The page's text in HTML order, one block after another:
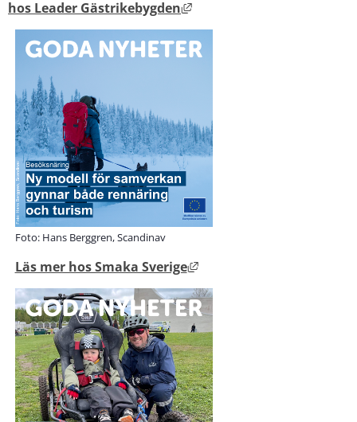
hos Leader Gästrikebygden
Länk till annan webbplats,
Foto: Hans Berggren, Scandinav
Läs mer hos Smaka Sverige Länk till annan